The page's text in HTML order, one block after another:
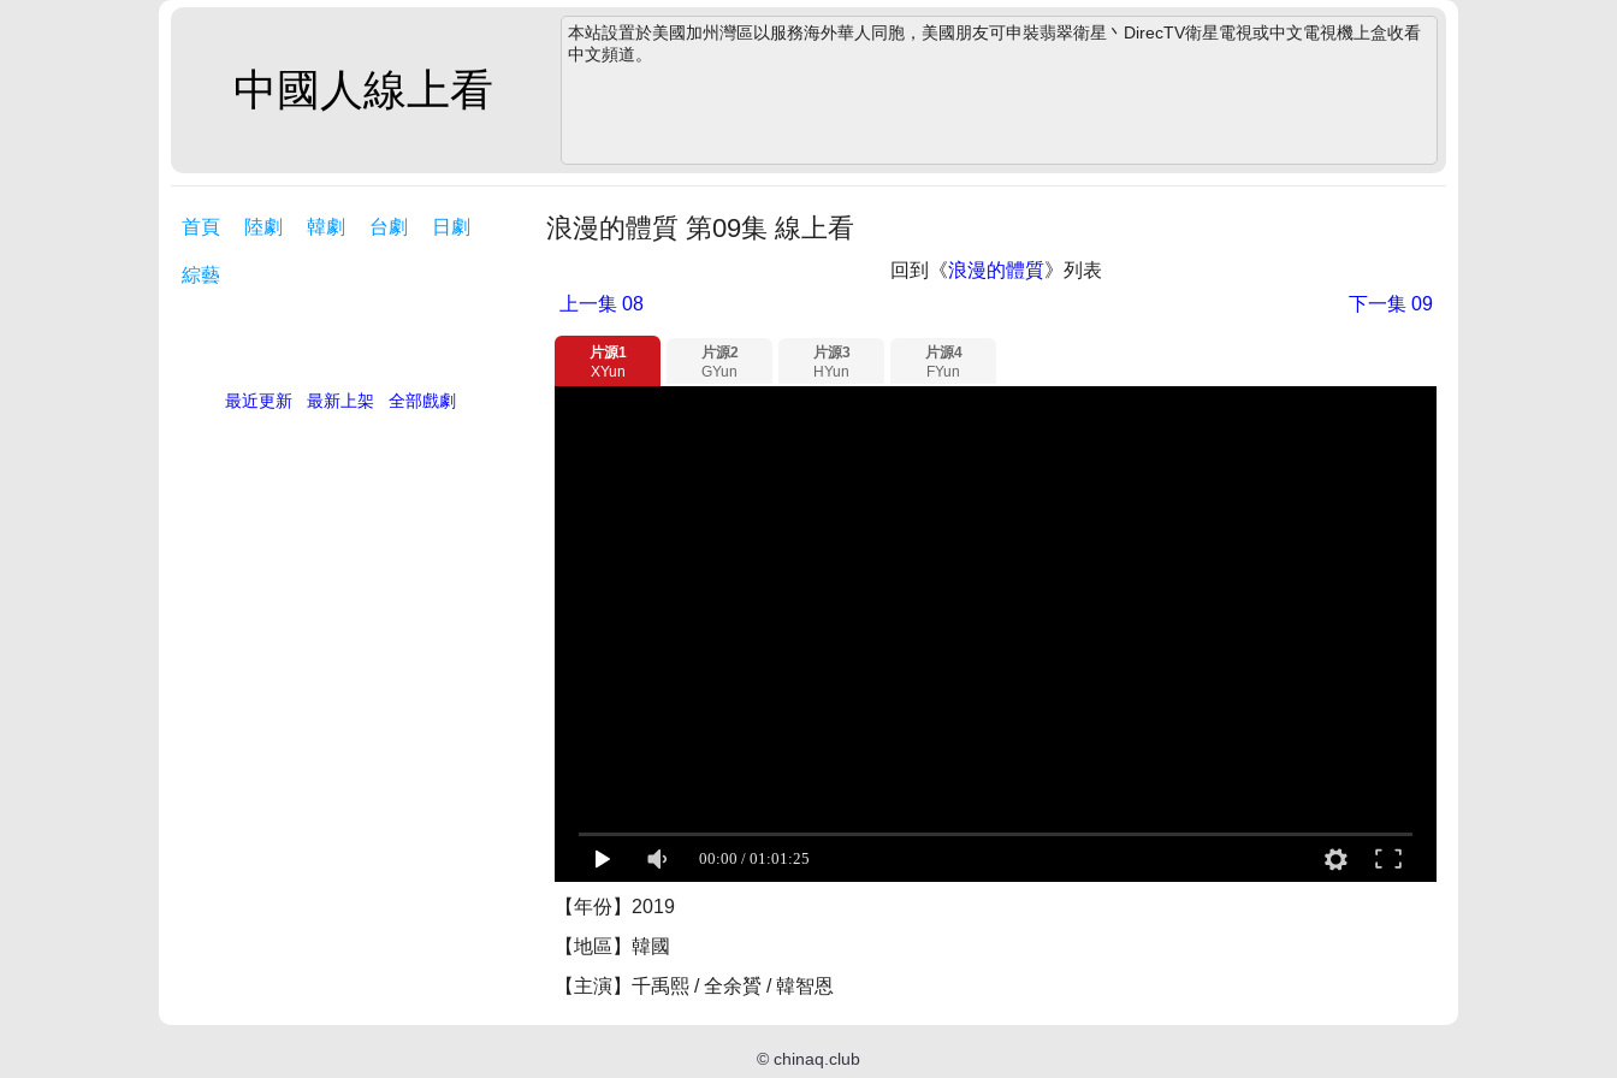
中國人線上看
本站設置於美國加州灣區以服務海外華人同胞，美國朋友可申裝翡翠衛星丶DirecTV衛星電視或中文電視機上盒收看
中文頻道。
首頁 陸劇 韓劇 台劇 日劇
綜藝
最近更新 最新上架 全部戲劇
浪漫的體質 第09集 線上看
回到《浪漫的體質》列表
上一集 08 下一集09
片源1
XYun
片源2
GYun
片源3
HYun
片源4
FYun
【年份】2019
【地區】韓國
【主演】千禹熙 / 全余贇 / 韓智恩
© chinaq.club